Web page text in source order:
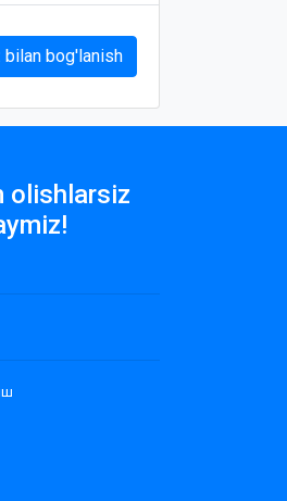
bilan bog'lanish
olishlarsiz